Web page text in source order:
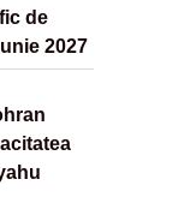
de
2027